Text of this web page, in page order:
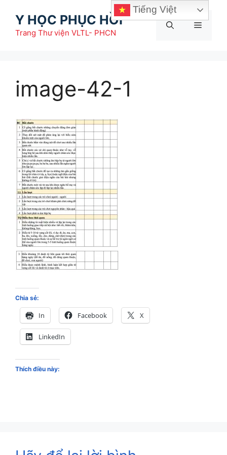
Y HỌC PHỤC HỒI
Trang Thư viện VLTL- PHCN
Menu
image-42-1
Chia sẻ:
In Facebook X
LinkedIn
Thích điều này:
Tiếng Việt